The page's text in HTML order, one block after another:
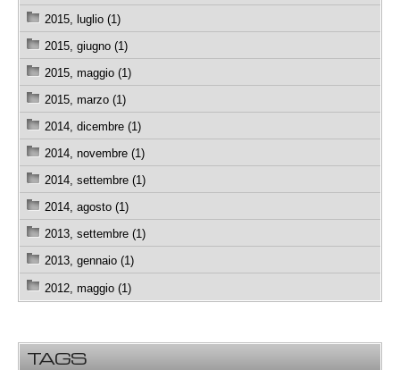
2015, luglio (1)
2015, giugno (1)
2015, maggio (1)
2015, marzo (1)
2014, dicembre (1)
2014, novembre (1)
2014, settembre (1)
2014, agosto (1)
2013, settembre (1)
2013, gennaio (1)
2012, maggio (1)
TAGS